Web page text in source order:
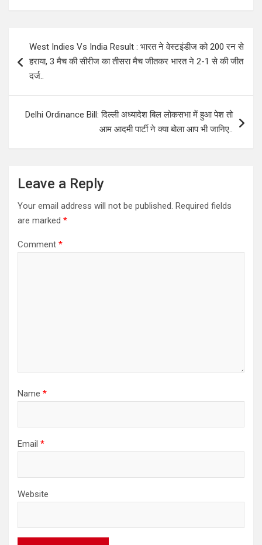
navigation
West Indies Vs India Result : भारत ने वेस्टइंडीज को 200 रन से
हराया, 3 मैच की सीरीज का तीसरा मैच जीतकर भारत ने 2-1 से की जीत
दर्ज..
Delhi Ordinance Bill: दिल्ली अध्यादेश बिल लोकसभा में हुआ पेश तो
आम आदमी पार्टी ने क्या बोला आप भी जानिए..
Leave a Reply
Your email address will not be published. Required fields
are marked *
Comment *
Name *
Email *
Website